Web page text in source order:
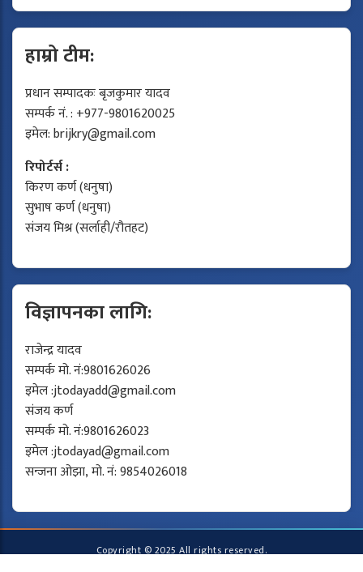
हाम्रो टीम:
प्रधान सम्पादकः बृजकुमार यादव
सम्पर्क नं. : +977-9801620025
इमेल:brijkry@gmail.com
रिपोर्टर्स :
किरण कर्ण (धनुषा)
सुभाष कर्ण (धनुषा)
संजय मिश्र (सर्लाही/रौतहट)
विज्ञापनका लागि:
राजेन्द्र यादव
सम्पर्क मो. नं:9801626026
इमेल :jtodayadd@gmail.com
संजय कर्ण
सम्पर्क मो. नं:9801626023
इमेल :jtodayad@gmail.com
सन्जना ओझा, मो. नं: 9854026018
Copyright © 2025 All rights reserved.